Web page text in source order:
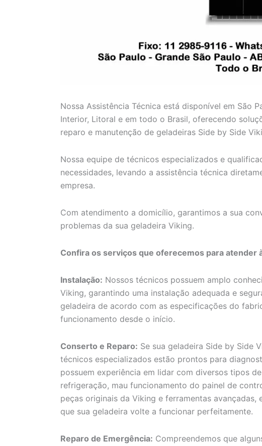
Nossa Assistência Técnica está disponível em São
Interior, Litoral e em todo o Brasil, oferecendo
reparo e manutenção de geladeiras Side by Side
Nossa equipe de técnicos especializados e
necessidades, levando a assistência técnica
empresa.
Com atendimento a domicílio, garantimos a sua
problemas da sua geladeira Viking.
Confira os serviços que oferecemos para atender
Instalação: Nossos técnicos possuem amplo
Viking, garantindo uma instalação adequada e
geladeira de acordo com as especificações do
funcionamento desde o início.
Conserto e Reparo: Se sua geladeira Side by Side
técnicos especializados estão prontos para
possuem experiência em lidar com diversos tipos
refrigeração, mau funcionamento do painel de
peças originais da Viking e ferramentas
que sua geladeira volte a funcionar perfeitamente.
Reparo de Emergência: Compreendemos que